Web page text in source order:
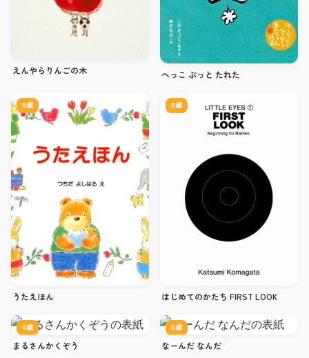
えんやらりんごの木 へっこ ぷっと たれた
0歳
うたえほん
0歳
はじめてのかたち FIRST LOOK
0歳
まるさんかくぞう
0歳
なーんだ なんだ